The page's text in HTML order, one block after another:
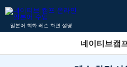
일본어 회화 레슨 화면 설명
네이티브캠